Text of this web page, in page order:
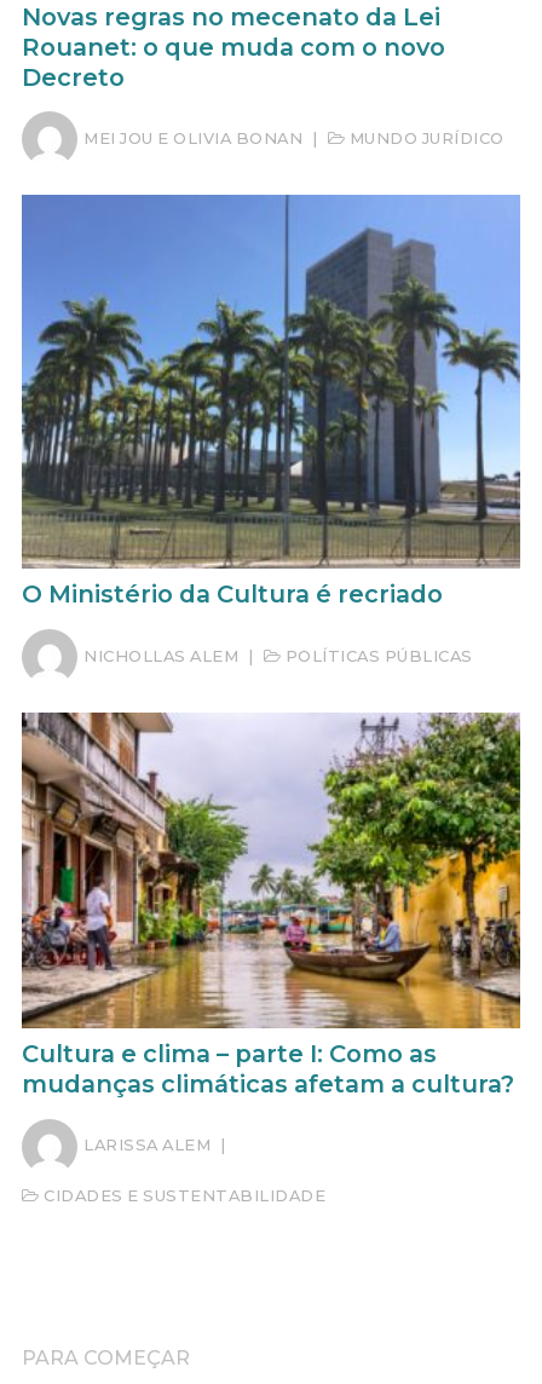
Novas regras no mecenato da Lei
Rouanet: o que muda com o novo
Decreto
MEI JOU E OLIVIA BONAN | MUNDO JURÍDICO
O Ministério da Cultura é recriado
NICHOLLAS ALEM | POLÍTICAS PÚBLICAS
Cultura e clima – parte I: Como as
mudanças climáticas afetam a cultura?
LARISSA ALEM |
CIDADES E SUSTENTABILIDADE
PARA COMEÇAR